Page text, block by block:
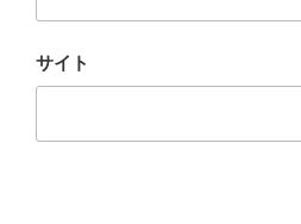
サイト